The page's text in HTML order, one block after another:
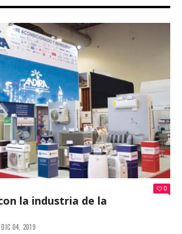
0
la industria de la
DIC 04, 2019